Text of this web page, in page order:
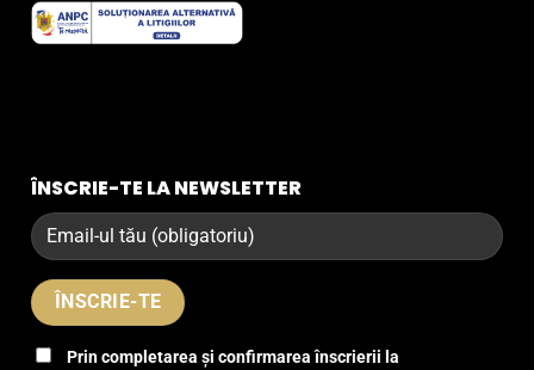
ÎNSCRIE-TE LA NEWSLETTER
Prin completarea și confirmarea înscrierii la